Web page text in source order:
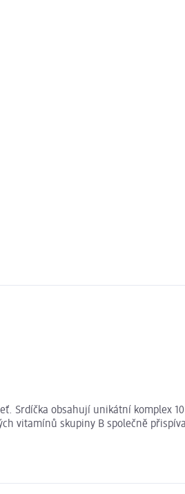
Srdíčka obsahují unikátní komplex
vitamínů skupiny B společně